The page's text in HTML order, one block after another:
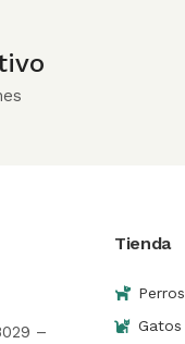
–
Tienda
Perros
Gatos